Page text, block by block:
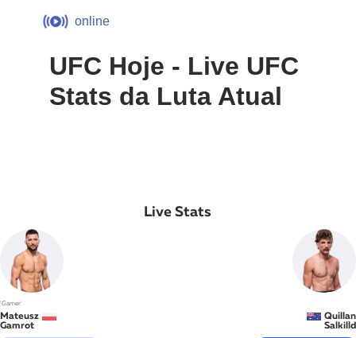
online
UFC Hoje - Live UFC
Stats da Luta Atual